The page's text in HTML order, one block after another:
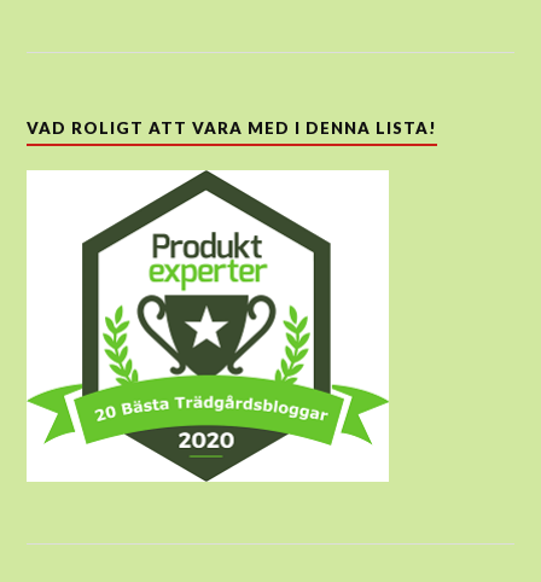
VAD ROLIGT ATT VARA MED I DENNA LISTA!